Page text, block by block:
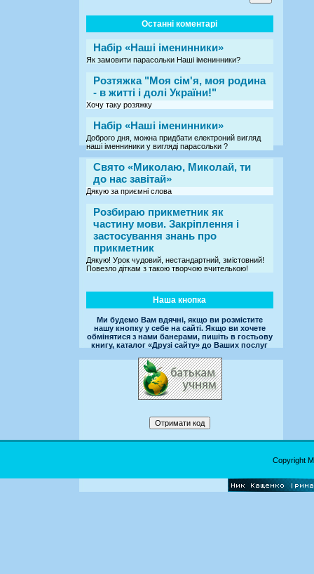
Останні коментарі
Набір «Наші іменинники»
Як замовити парасольки Наші іменинники?
Розтяжка "Моя сім'я, моя родина
- в житті і долі України!"
Хочу таку розяжку
Набір «Наші іменинники»
Доброго дня, можна придбати електроний вигляд
наші іменниники у вигляді парасольки ?
Свято «Миколаю, Миколай, ти
до нас завітай»
Дякую за приємні слова
Розбираю прикметник як
частину мови. Закріплення і
застосування знань про
прикметник
Дякую! Урок чудовий, нестандартний, змістовний!
Повезло діткам з такою творчою вчителькою!
Наша кнопка
Ми будемо Вам вдячні, якщо ви розмістите
нашу кнопку у себе на сайті. Якщо ви хочете
обмінятися з нами банерами, пишіть в гостьову
книгу, каталог «Друзі сайту» до Ваших послуг
Copyright